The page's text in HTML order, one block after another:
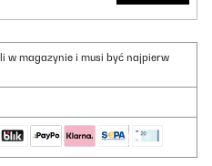
w magazynie i musi być najpierw